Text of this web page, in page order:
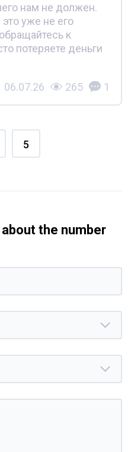
нам не должен.
уже не его
к
потеряете деньги
06.07.26 265 1
5
the number